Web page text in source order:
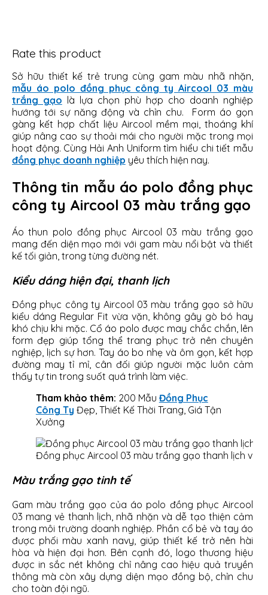
Rate this product
Sở hữu thiết kế trẻ trung cùng gam màu nhã nhặn,
mẫu áo polo đồng phục công ty Aircool 03 màu
trắng gạo là lựa chọn phù hợp cho doanh nghiệp
hướng tới sự năng động và chỉn chu. Form áo gọn
gàng kết hợp chất liệu Aircool mềm mại, thoáng khí
giúp nâng cao sự thoải mái cho người mặc trong mọi
hoạt động. Cùng Hải Anh Uniform tìm hiểu chi tiết mẫu
đồng phục doanh nghiệp yêu thích hiện nay.
Thông tin mẫu áo polo đồng phục
công ty Aircool 03 màu trắng gạo
Áo thun polo đồng phục Aircool 03 màu trắng gạo
mang đến diện mạo mới với gam màu nổi bật và thiết
kế tối giản, trong từng đường nét.
Kiểu dáng hiện đại, thanh lịch
Đồng phục công ty Aircool 03 màu trắng gạo sở hữu
kiểu dáng Regular Fit vừa vặn, không gây gò bó hay
khó chịu khi mặc. Cổ áo polo được may chắc chắn, lên
form đẹp giúp tổng thể trang phục trở nên chuyên
nghiệp, lịch sự hơn. Tay áo bo nhẹ và ôm gọn, kết hợp
đường may tỉ mỉ, cân đối giúp người mặc luôn cảm
thấy tự tin trong suốt quá trình làm việc.
Tham khảo thêm: 200 Mẫu Đồng Phục
Công Ty Đẹp, Thiết Kế Thời Trang, Giá Tận
Xưởng
Đồng phục Aircool 03 màu trắng gạo thanh lịch và
Màu trắng gạo tinh tế
Gam màu trắng gạo của áo polo đồng phục Aircool
03 mang vẻ thanh lịch, nhã nhặn và dễ tạo thiện cảm
trong môi trường doanh nghiệp. Phần cổ bẻ và tay áo
được phối màu xanh navy, giúp thiết kế trở nên hài
hòa và hiện đại hơn. Bên cạnh đó, logo thương hiệu
được in sắc nét không chỉ nâng cao hiệu quả truyền
thông mà còn xây dựng diện mạo đồng bộ, chỉn chu
cho toàn đội ngũ.